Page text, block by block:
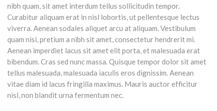
nibh quam, sit amet interdum tellus sollicitudin tempor.
Curabitur aliquam erat in nisl lobortis, ut pellentesque lectus
viverra. Aenean sodales aliquet arcu at aliquam. Vestibulum
quam nisi, pretium a nibh sit amet, consectetur hendrerit mi.
Aenean imperdiet lacus sit amet elit porta, et malesuada erat
bibendum. Cras sed nunc massa. Quisque tempor dolor sit amet
tellus malesuada, malesuada iaculis eros dignissim. Aenean
vitae diam id lacus fringilla maximus. Mauris auctor efficitur
nisl, non blandit urna fermentum nec.